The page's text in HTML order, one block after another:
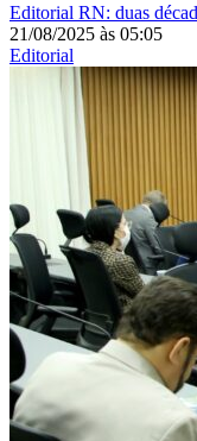
Editorial RN: duas
21/08/2025 às 05:05
Editorial